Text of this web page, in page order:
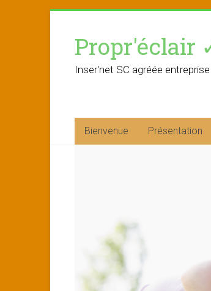
contentPropr'éclair
Inser'net SC agréée
Bienvenue Présentation